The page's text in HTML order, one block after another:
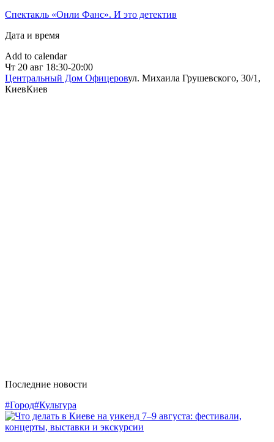
Спектакль «Онли Фанс». И это детектив
Дата и время
Add to calendar
Чт 20 авг 18:30-20:00
Центральный Дом Офицеровул. Михаила Грушевского, 30/1,
КиевКиев
Последние новости
#Город#Культура